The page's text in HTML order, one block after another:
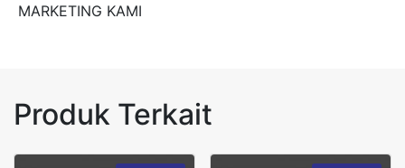
MARKETING KAMI
Produk Terkait